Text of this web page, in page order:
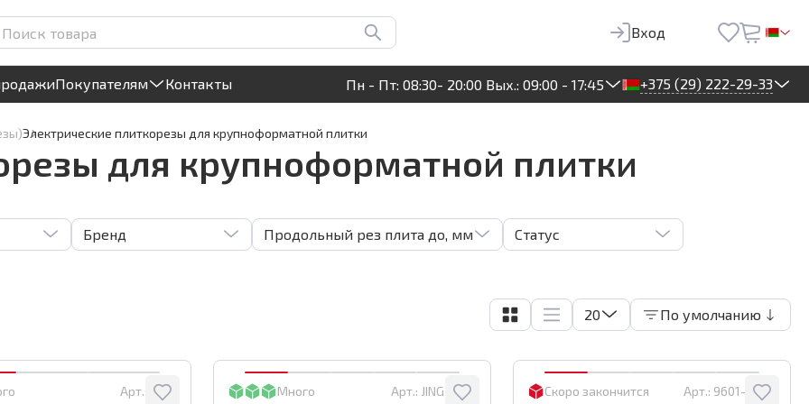
Круглосуточный! Прием заявок на сайте
Вход
Покупателям Контакты Пн - Пт: 08:30- 20:00 Вых.: 09:00 - 17:45 +375 (29) 222-29-33
Электрические плиткорезы для крупноформатной плитки
для крупноформатной плитки
Бренд Продольный рез плита до, мм
Статус
20 По умолчанию
Арт.: 5618 Много Арт.: JING 9320 Скоро закончится Арт.: 9601-2400